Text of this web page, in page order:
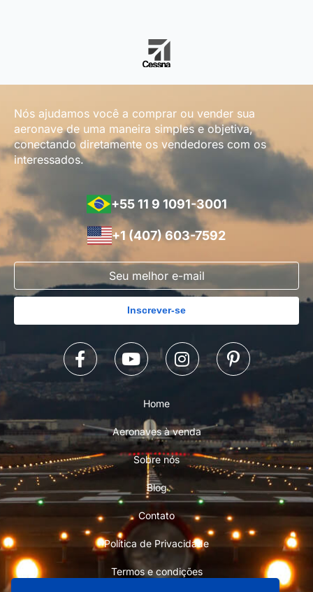
Nós ajudamos você a comprar ou vender sua
aeronave de uma maneira simples e objetiva,
conectando diretamente os vendedores com os
interessados.
+55 11 9 1091-3001
+1 (407) 603-7592
Inscrever-se
Home
Aeronaves à venda
Sobre nós
Blog
Contato
Política de Privacidade
Termos e condições